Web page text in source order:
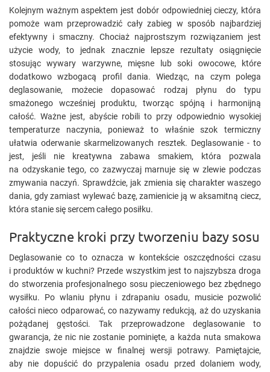
Kolejnym ważnym aspektem jest dobór odpowiedniej cieczy, która
pomoże wam przeprowadzić cały zabieg w sposób najbardziej
efektywny i smaczny. Chociaż najprostszym rozwiązaniem jest
użycie wody, to jednak znacznie lepsze rezultaty osiągnięcie
stosując wywary warzywne, mięsne lub soki owocowe, które
dodatkowo wzbogacą profil dania. Wiedząc, na czym polega
deglasowanie, możecie dopasować rodzaj płynu do typu
smażonego wcześniej produktu, tworząc spójną i harmonijną
całość. Ważne jest, abyście robili to przy odpowiednio wysokiej
temperaturze naczynia, ponieważ to właśnie szok termiczny
ułatwia oderwanie skarmelizowanych resztek. Deglasowanie - to
jest, jeśli nie kreatywna zabawa smakiem, która pozwala
na odzyskanie tego, co zazwyczaj marnuje się w zlewie podczas
zmywania naczyń. Sprawdźcie, jak zmienia się charakter waszego
dania, gdy zamiast wylewać bazę, zamienicie ją w aksamitną ciecz,
która stanie się sercem całego posiłku.
Praktyczne kroki przy tworzeniu bazy sosu
Deglasowanie co to oznacza w kontekście oszczędności czasu
i produktów w kuchni? Przede wszystkim jest to najszybsza droga
do stworzenia profesjonalnego sosu pieczeniowego bez zbędnego
wysiłku. Po wlaniu płynu i zdrapaniu osadu, musicie pozwolić
całości nieco odparować, co nazywamy redukcją, aż do uzyskania
pożądanej gęstości. Tak przeprowadzone deglasowanie to
gwarancja, że nic nie zostanie pominięte, a każda nuta smakowa
znajdzie swoje miejsce w finalnej wersji potrawy. Pamiętajcie,
aby nie dopuścić do przypalenia osadu przed dolaniem wody,